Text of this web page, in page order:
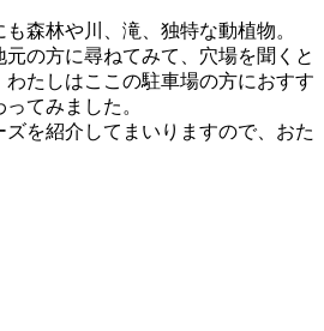
森林や川、滝、独特な動植物。
の方に尋ねてみて、穴場を聞くと
たしはここの駐車場の方におすす
てみました。
を紹介してまいりますので、おた